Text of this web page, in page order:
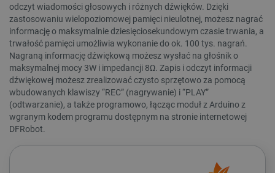
odczyt wiadomości głosowych i różnych dźwięków. Dzięki
zastosowaniu wielopoziomowej pamięci nieulotnej, możesz nagrać
informację o maksymalnie dziesięciosekundowym czasie trwania, a
trwałość pamięci umożliwia wykonanie do ok. 100 tys. nagrań.
Nagraną informację dźwiękową możesz wysłać na głośnik o
maksymalnej mocy 3W i impedancji 8Ω. Zapis i odczyt informacji
dźwiękowej możesz zrealizować czysto sprzętowo za pomocą
wbudowanych klawiszy “REC” (nagrywanie) i “PLAY”
(odtwarzanie), a także programowo, łącząc moduł z Arduino z
wgranym kodem programu dostępnym na stronie internetowej
DFRobot.
Funkcjonalność
Niezbędne pliki cookie umożliwiają korzystanie z
podstawowych funkcji strony internetowej, takich
jak logowanie użytkownika i zarządzanie kontem.
Bez niezbędnych plików cookie nie można
prawidłowo korzystać ze strony internetowej.
Nazwa
Provider /
PrestaShop-[abcdef0123456789]{32} .botland.com.pl
.botland.com.pl